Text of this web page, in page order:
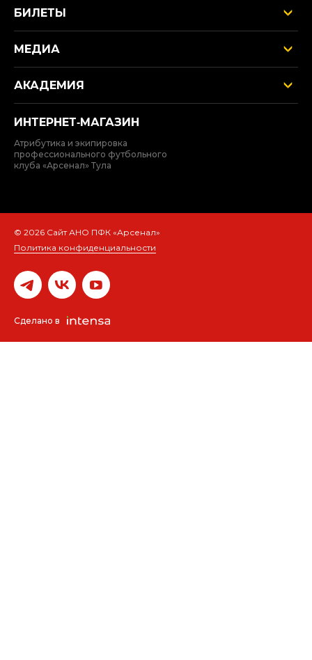
БИЛЕТЫ
МЕДИА
АКАДЕМИЯ
ИНТЕРНЕТ‑МАГАЗИН
Атрибутика и экипировка
профессионального футбольного
клуба «Арсенал» Тула
© 2026 Сайт АНО ПФК «Арсенал»
Политика конфиденциальности
Сделано в